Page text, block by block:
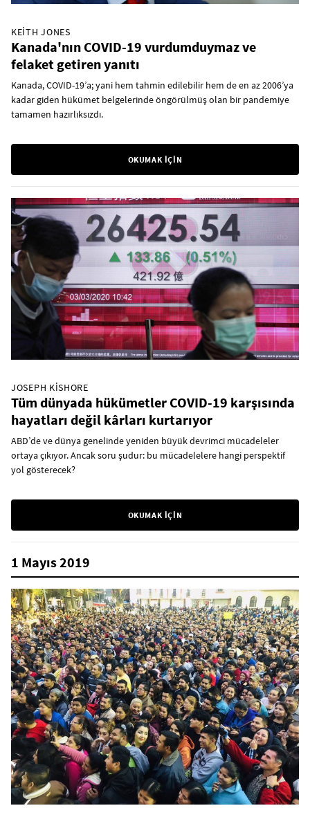
KEITH JONES
Kanada'nın COVID-19 vurdumduymaz ve
felaket getiren yanıtı
Kanada, COVID-19’a; yani hem tahmin edilebilir hem de en az 2006’ya
kadar giden hükümet belgelerinde öngörülmüş olan bir pandemiye
tamamen hazırlıksızdı.
OKUMAK İÇİN
JOSEPH KISHORE
Tüm dünyada hükümetler COVID-19 karşısında
hayatları değil kârları kurtarıyor
ABD’de ve dünya genelinde yeniden büyük devrimci mücadeleler
ortaya çıkıyor. Ancak soru şudur: bu mücadelelere hangi perspektif
yol gösterecek?
OKUMAK İÇİN
1 Mayıs 2019